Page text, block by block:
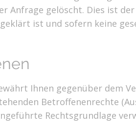
Anfrage gelöscht. Dies ist
ist und sofern keine
Ihnen gegenüber dem
Betroffenenrechte
Rechtsgrundlage